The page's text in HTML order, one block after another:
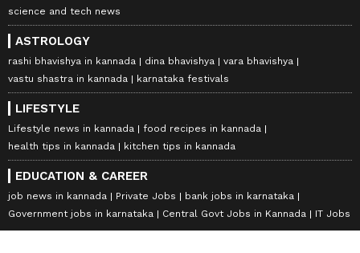
science and tech news
ASTROLOGY
rashi bhavishya in kannada dina bhavishya
vara bhavishya
vastu shastra in kannada
karnataka festivals
LIFESTYLE
Lifestyle news in kannada
food recipes in kannada
health tips in kannada
kitchen tips in kannada
EDUCATION & CAREER
job news in kannada Private Jobs
bank jobs in karnataka
Government jobs in karnataka
Central Govt Jobs in Kannada IT Jobs